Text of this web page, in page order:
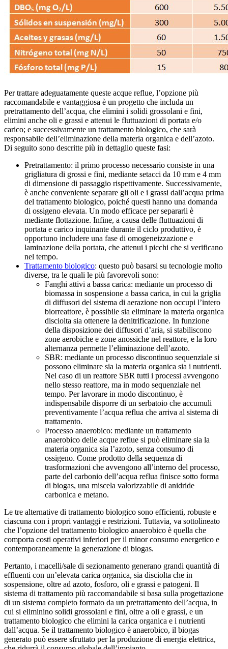
Per trattare adeguatamente queste acque reflue, l’opzione più
raccomandabile e vantaggiosa è un progetto che includa un
pretrattamento dell’acqua, che elimini i solidi grossolani e fini,
elimini anche oli e grassi e attenui le fluttuazioni di portata e/o
carico; e successivamente un trattamento biologico, che sarà
responsabile dell’eliminazione della materia organica e dell’azoto.
Di seguito sono descritte più in dettaglio queste fasi:
Pretrattamento: il primo processo necessario consiste in una
grigliatura di grossi e fini, mediante setacci da 10 mm e 4 mm
di dimensione di passaggio rispettivamente. Successivamente,
è anche conveniente separare gli oli e i grassi dall’acqua prima
del trattamento biologico, poiché questi hanno una domanda
di ossigeno elevata. Un modo efficace per separarli è
mediante flottazione. Infine, a causa delle fluttuazioni di
portata e carico inquinante durante il ciclo produttivo, è
opportuno includere una fase di omogeneizzazione e
laminazione della portata, che attenui i picchi che si verificano
nel tempo.
Trattamento biologico: questo può basarsi su tecnologie molto
diverse, tra le quali le più favorevoli sono:
Fanghi attivi a bassa carica: mediante un processo di
biomassa in sospensione a bassa carica, in cui la griglia
di diffusori del sistema di aerazione non occupi l’intero
biorreattore, è possibile sia eliminare la materia organica
disciolta sia ottenere la denitrificazione. In funzione
della disposizione dei diffusori d’aria, si stabiliscono
zone aerobiche e zone anossiche nel reattore, e la loro
alternanza permette l’eliminazione dell’azoto.
SBR: mediante un processo discontinuo sequenziale si
possono eliminare sia la materia organica sia i nutrienti.
Nel caso di un reattore SBR tutti i processi avvengono
nello stesso reattore, ma in modo sequenziale nel
tempo. Per lavorare in modo discontinuo, è
indispensabile disporre di un serbatoio che accumuli
preventivamente l’acqua reflua che arriva al sistema di
trattamento.
Processo anaerobico: mediante un trattamento
anaerobico delle acque reflue si può eliminare sia la
materia organica sia l’azoto, senza consumo di
ossigeno. Come prodotto della sequenza di
trasformazioni che avvengono all’interno del processo,
parte del carbonio dell’acqua reflua finisce sotto forma
di biogas, una miscela valorizzabile di anidride
carbonica e metano.
Le tre alternative di trattamento biologico sono efficienti, robuste e
ciascuna con i propri vantaggi e restrizioni. Tuttavia, va sottolineato
che l’opzione del trattamento biologico anaerobico è quella che
comporta costi operativi inferiori per il minor consumo energetico e
contemporaneamente la generazione di biogas.
Pertanto, i macelli/sale di sezionamento generano grandi quantità di
effluenti con un’elevata carica organica, sia disciolta che in
sospensione, oltre ad azoto, fosforo, oli e grassi e patogeni. Il
sistema di trattamento più raccomandabile si basa sulla progettazione
di un sistema completo formato da un pretrattamento dell’acqua, in
cui si eliminino solidi grossolani e fini, oltre a oli e grassi, e un
trattamento biologico che elimini la carica organica e i nutrienti
dall’acqua. Se il trattamento biologico è anaerobico, il biogas
generato può essere sfruttato per la produzione di energia elettrica,